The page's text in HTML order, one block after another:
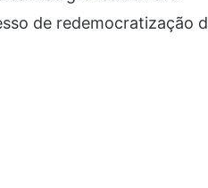
de redemocratização